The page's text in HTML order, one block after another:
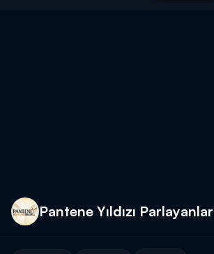
Pantene Yıldızı Parlayanlar